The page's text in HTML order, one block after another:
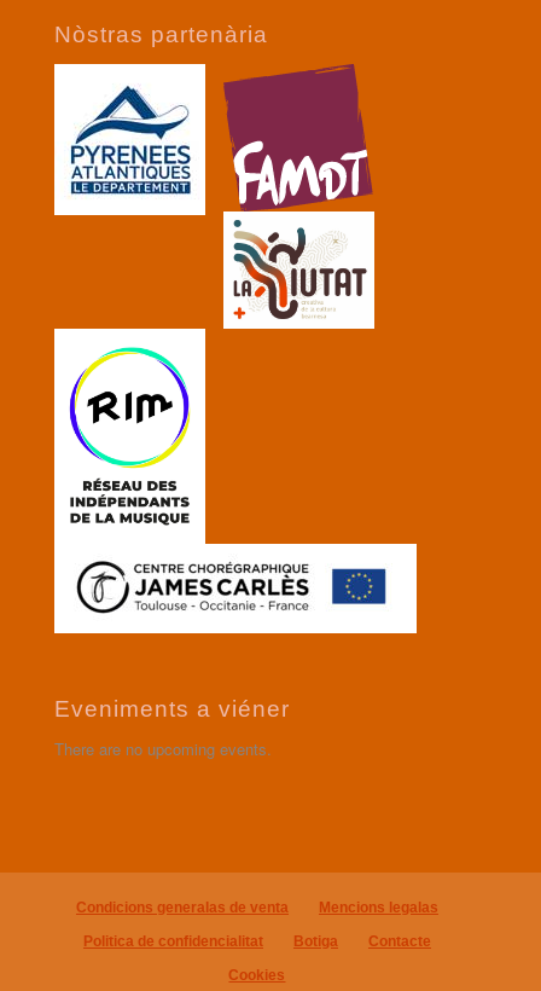
Nòstras partenària
Eveniments a viéner
There are no upcoming events.
Condicions generalas de venta
Mencions legalas
Politica de confidencialitat
Botiga
Contacte
Cookies